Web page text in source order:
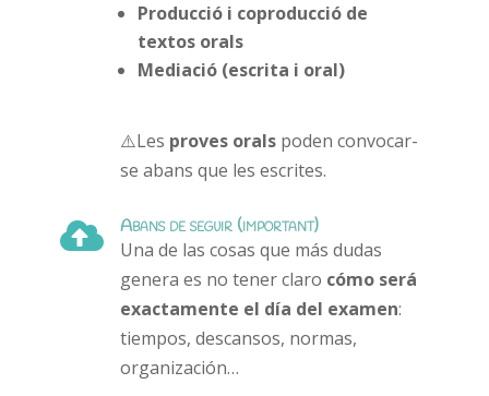
Producció i coproducció de
textos orals
Mediació (escrita i oral)
⚠️Les proves oralspoden convocar-
se abans que les escrites.
 Abans de seguir (important)
Una de las cosas que más dudas
genera es no tener claro cómo será
exactamente el día del examen:
tiempos, descansos, normas,
organización…